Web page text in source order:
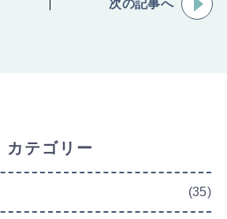
次の記事へ
カテゴリー
(35)